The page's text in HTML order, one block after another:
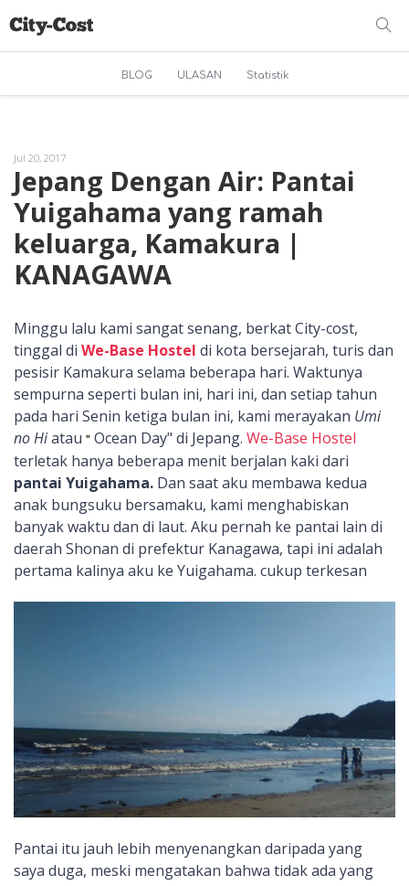
BLOG ULASAN Statistik
Jul 20, 2017
Jepang Dengan Air: Pantai
Yuigahama yang ramah
keluarga, Kamakura |
KANAGAWA
Minggu lalu kami sangat senang, berkat City-cost,
tinggal di We-Base Hostel di kota bersejarah, turis dan
pesisir Kamakura selama beberapa hari. Waktunya
sempurna seperti bulan ini, hari ini, dan setiap tahun
pada hari Senin ketiga bulan ini, kami merayakan Umi
no Hiatau " Ocean Day" di Jepang. We-Base Hostel
terletak hanya beberapa menit berjalan kaki dari
pantai Yuigahama. Dan saat aku membawa kedua
anak bungsuku bersamaku, kami menghabiskan
banyak waktu dan di laut. Aku pernah ke pantai lain di
daerah Shonan di prefektur Kanagawa, tapi ini adalah
pertama kalinya aku ke Yuigahama. cukup terkesan
Pantai itu jauh lebih menyenangkan daripada yang
saya duga, meski mengatakan bahwa tidak ada yang